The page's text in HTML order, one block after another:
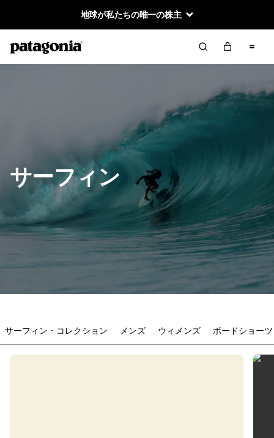
地球が私たちの唯一の株主
サーフィン
サーフィン・コレクション メンズ ウィメンズ ボードショーツ